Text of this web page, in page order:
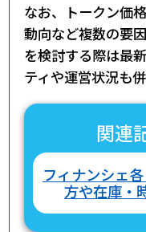
なお、トークン価
動向など複数の要
を検討する際は最
ティや運営状況も
関連
フィナンシェ
方や在庫・